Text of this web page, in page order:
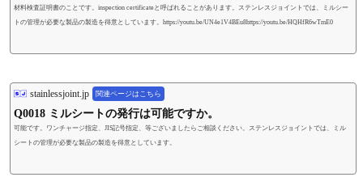
材料検査証明書のことです。inspection certificateと呼ばれることがあります。ステンレスジョイントでは、ミルシー
トの管理が必要な製品の製造を得意としています。https://youtu.be/UN4e1V4BEu8https://youtu.be/HQHfR6wTmE0
stainlessjoint.jp 関連ページはこちら
Q0018 ミルシートの発行は可能ですか。
可能です。ワンチャージ指定、JIS記号指定、等ございましたらご相談ください。ステンレスジョイントでは、ミル
シートの管理が必要な製品の製造を得意としています。